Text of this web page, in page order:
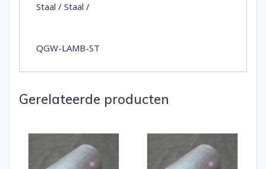
Staal / Staal /
QGW-LAMB-ST
Gerelateerde producten